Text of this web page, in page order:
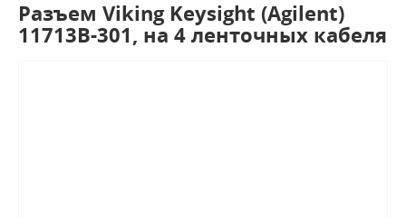
Разъем Viking Keysight (Agilent)
11713B-301, на 4 ленточных кабеля